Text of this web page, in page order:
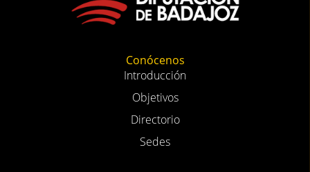
Conócenos
Introducción
Objetivos
Directorio
Sedes